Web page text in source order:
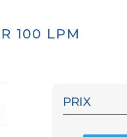
100 LPM
PRIX